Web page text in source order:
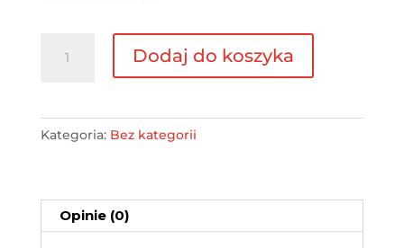
Japoński
Dodaj do koszyka
Kategoria: Bez kategorii
Opinie (0)